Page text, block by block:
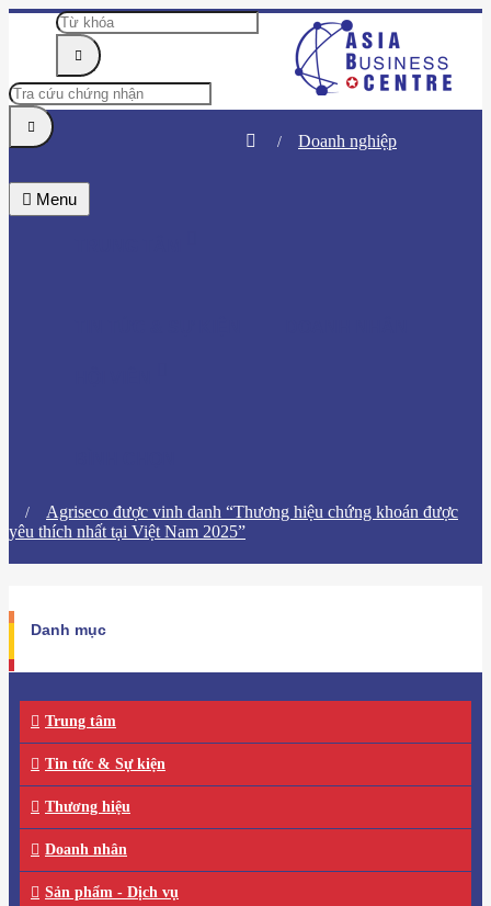
Menu
Doanh nghiệp
Agriseco được vinh danh “Thương hiệu chứng khoán được
yêu thích nhất tại Việt Nam 2025”
Danh mục
Trung tâm
Tin tức & Sự kiện
Thương hiệu
Doanh nhân
Sản phẩm - Dịch vụ